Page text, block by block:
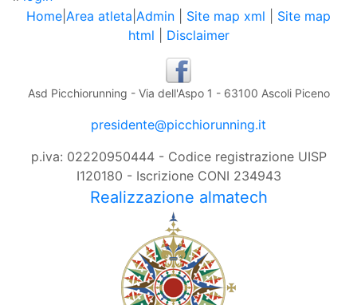
Home Area atleta Admin Site map xml
Site map
html
Disclaimer
Asd Picchiorunning - Via dell'Aspo 1 - 63100 Ascoli Piceno
presidente@picchiorunning.it
p.iva: 02220950444 - Codice registrazione UISP
I120180 - Iscrizione CONI 234943
Realizzazione almatech